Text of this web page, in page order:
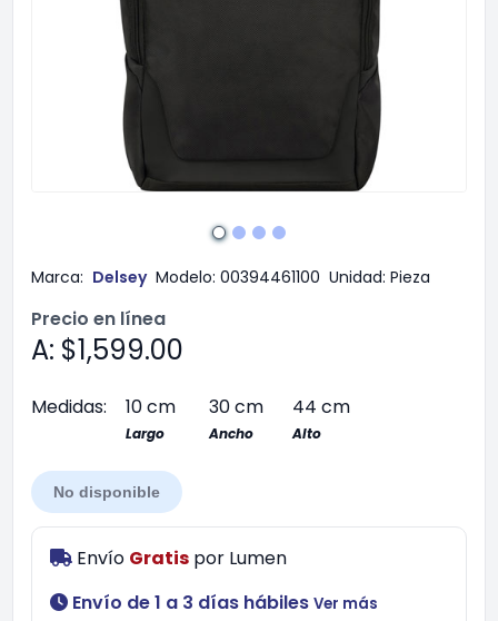
Marca: Delsey Modelo: 00394461100 Unidad: Pieza
Precio en línea
A: $1,599.00
Medidas: 10 cm 30 cm 44 cm
Largo Ancho Alto
No disponible
Envío Gratis por Lumen
Envío de 1 a 3 días hábiles Ver más